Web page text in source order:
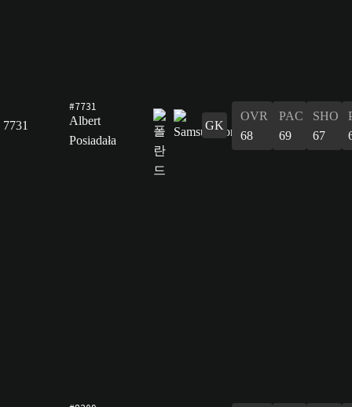
7731
#7731
Albert
Posiadała
GK
OVR
68
PAC
69
SHO
67